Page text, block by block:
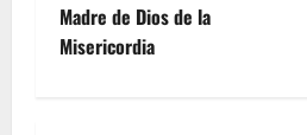
g
a
Madre de Dios de la
Misericordia